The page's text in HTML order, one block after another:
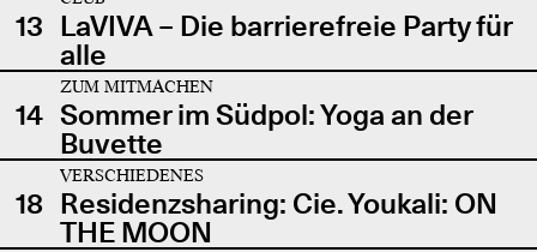
13 LaVIVA – Die barrierefreie Party für
alle
14
ZUM MITMACHEN
Sommer im Südpol: Yoga an der
Buvette
18
VERSCHIEDENES
Residenzsharing: Cie. Youkali: ON
THE MOON